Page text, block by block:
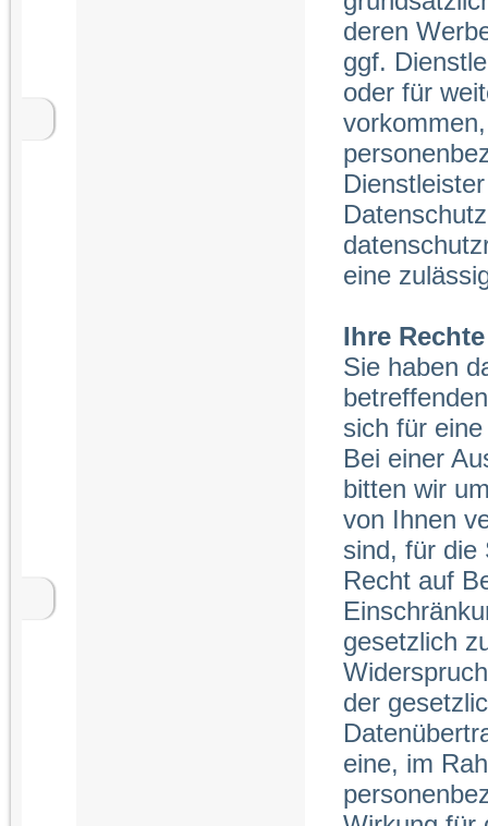
deren
ggf.
oder für
eine
Ihre
Sie haben
sich für
Bei einer
bitten wir
von Ihnen
sind, für die
Recht auf
gesetzlich
der
eine, im